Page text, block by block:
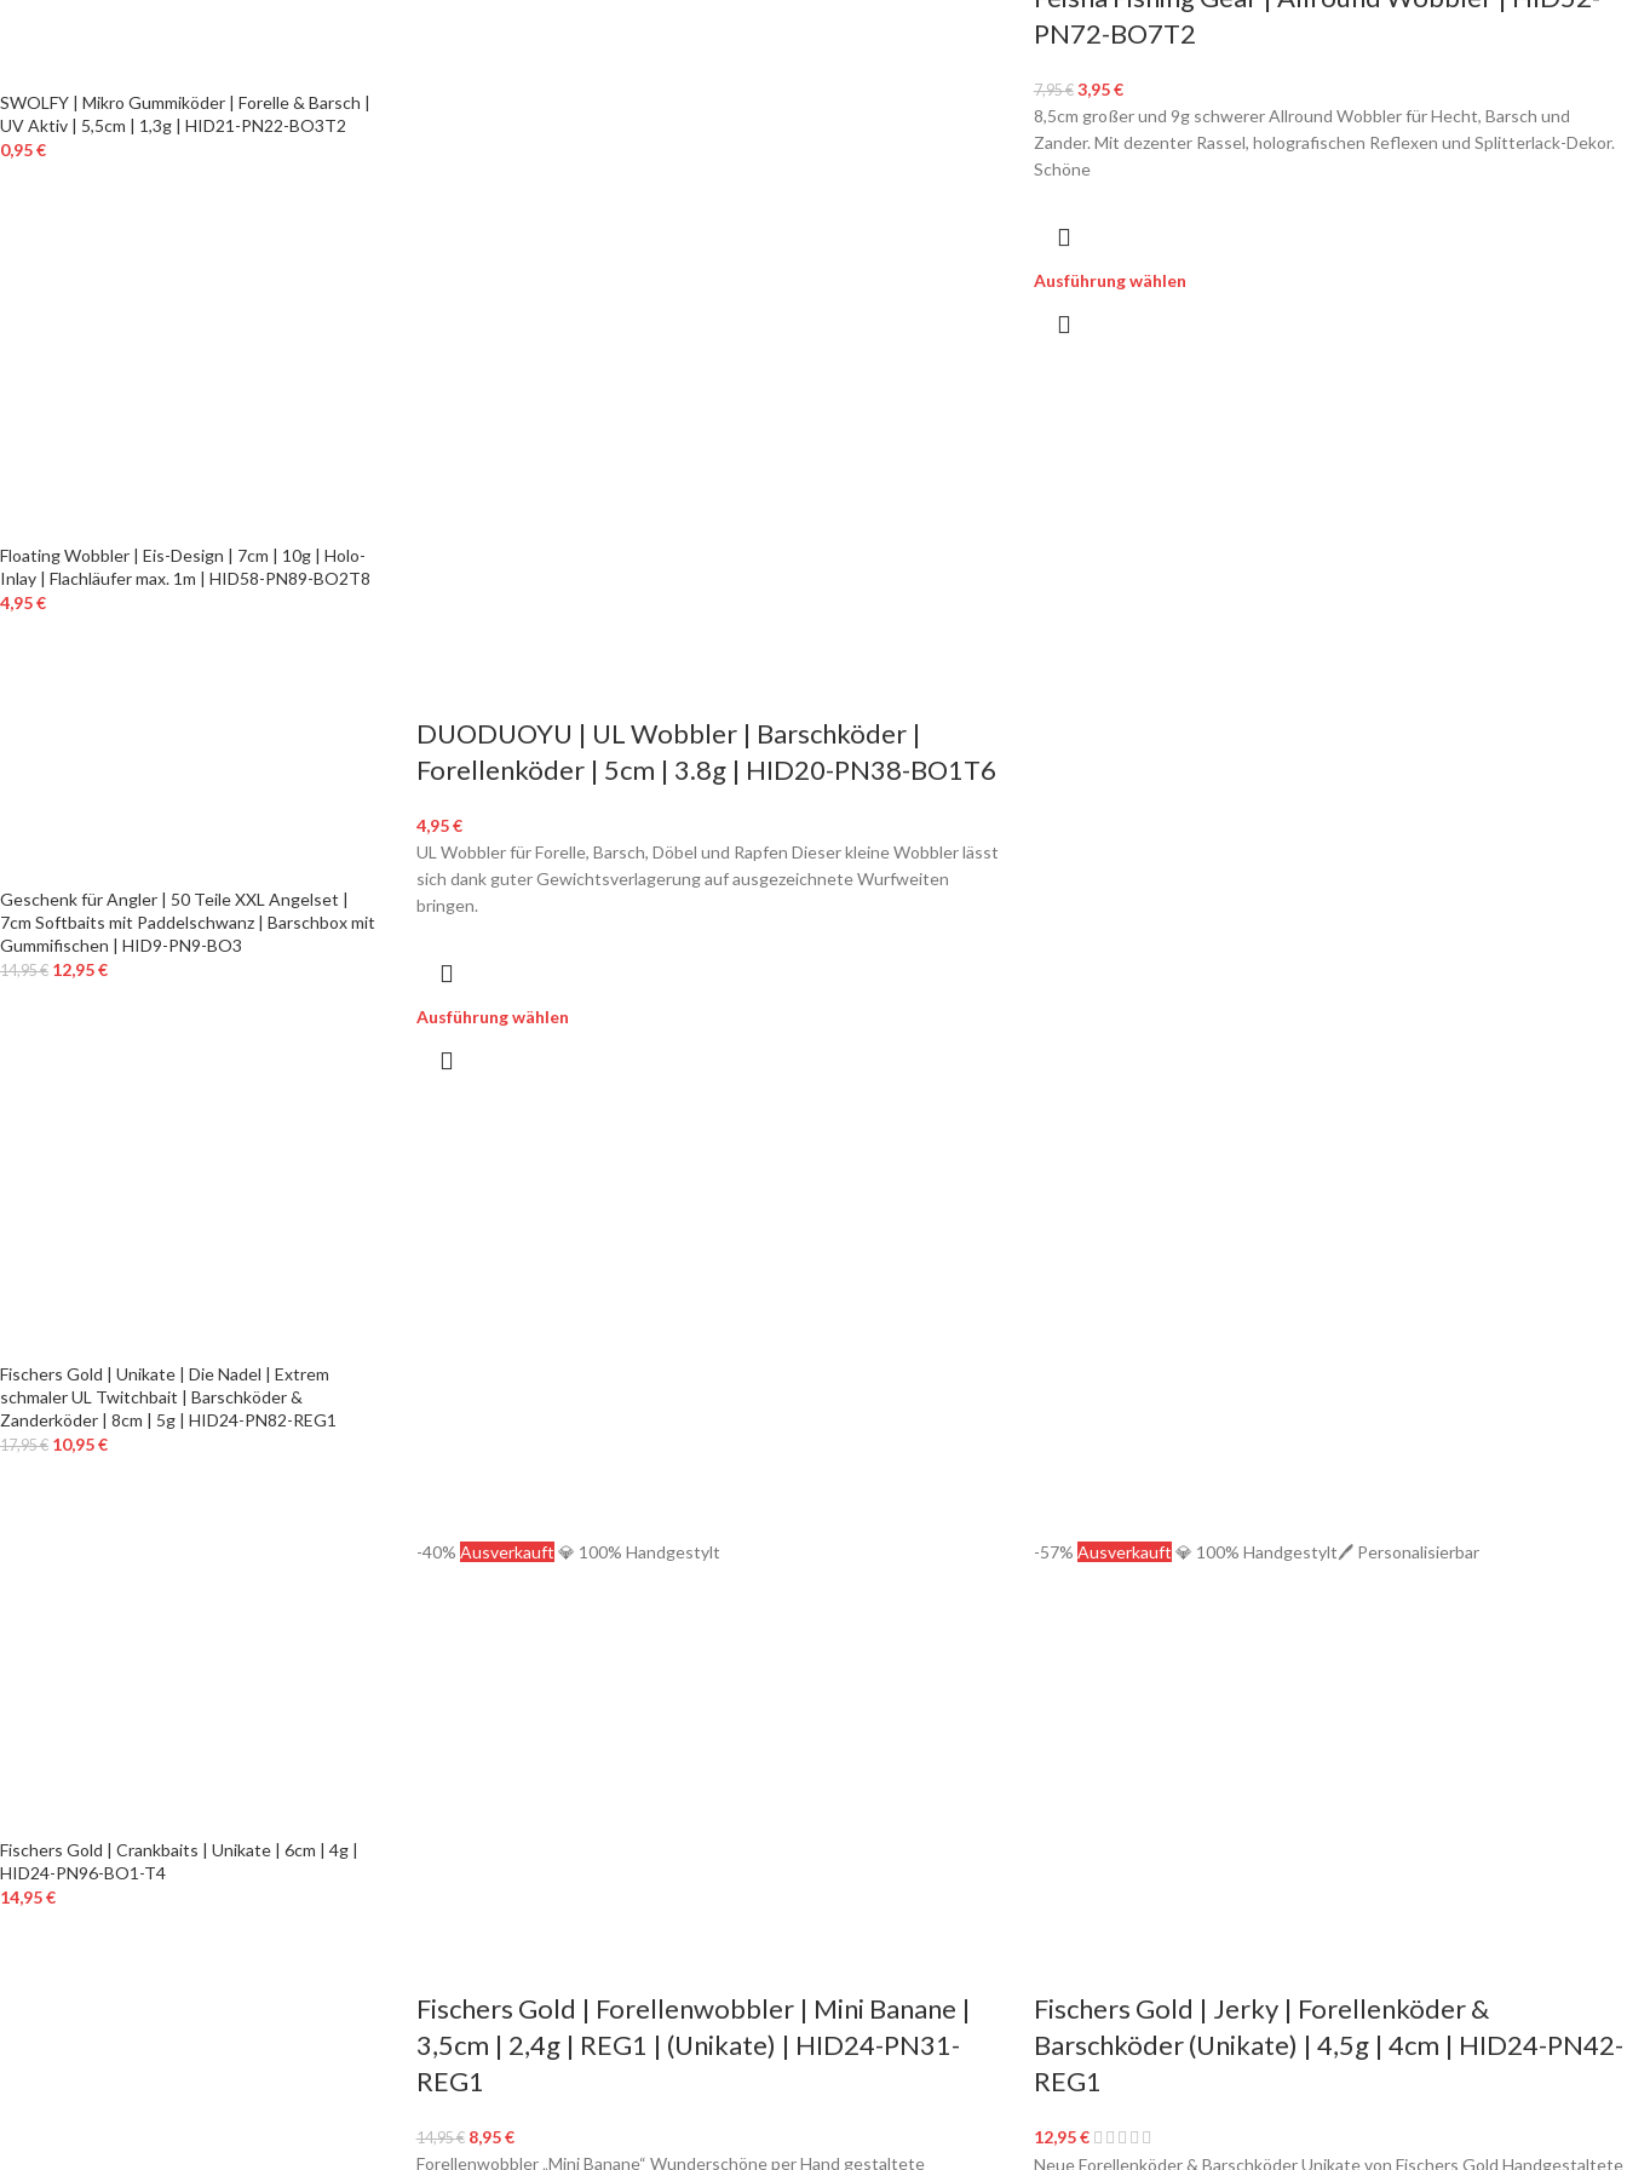
SWOLFY | Mikro Gummiköder | Forelle & Barsch |
UV Aktiv | 5,5cm | 1,3g | HID21-PN22-BO3T2
0,95€
Floating Wobbler | Eis-Design | 7cm | 10g | Holo-
Inlay | Flachläufer max. 1m | HID58-PN89-BO2T8
4,95€
Geschenk für Angler | 50 Teile XXL Angelset |
7cm Softbaits mit Paddelschwanz | Barschbox mit
Gummifischen | HID9-PN9-BO3
14,95€ 12,95€
Fischers Gold | Unikate | Die Nadel | Extrem
schmaler UL Twitchbait | Barschköder &
Zanderköder | 8cm | 5g | HID24-PN82-REG1
17,95€ 10,95€
Fischers Gold | Crankbaits | Unikate | 6cm | 4g |
HID24-PN96-BO1-T4
14,95€
DUODUOYU | UL Wobbler | Barschköder |
Forellenköder | 5cm | 3.8g | HID20-PN38-BO1T6
4,95€
UL Wobbler für Forelle, Barsch, Döbel und Rapfen Dieser kleine Wobbler lässt
sich dank guter Gewichtsverlagerung auf ausgezeichnete Wurfweiten
bringen.
Ausführung wählen
PN72-BO7T2
7,95€ 3,95€
8,5cm großer und 9g schwerer Allround Wobbler für Hecht, Barsch und
Zander. Mit dezenter Rassel, holografischen Reflexen und Splitterlack-Dekor.
Schöne
Ausführung wählen
-40% Ausverkauft 💎 100% Handgestylt
Fischers Gold | Forellenwobbler | Mini Banane |
3,5cm | 2,4g | REG1 | (Unikate) | HID24-PN31-
REG1
14,95€ 8,95€
Forellenwobbler „Mini Banane“ Wunderschöne per Hand gestaltete
-57% Ausverkauft 💎 100% Handgestylt🖊️ Personalisierbar
Fischers Gold | Jerky | Forellenköder &
Barschköder (Unikate) | 4,5g | 4cm | HID24-PN42-
REG1
12,95€
Neue Forellenköder & Barschköder Unikate von Fischers Gold Handgestaltete